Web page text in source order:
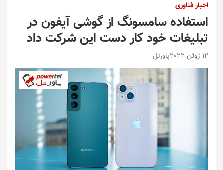
اخبار فناوری
استفاده سامسونگ از گوشی آیفون در
تبلیغات خود کار دست این شرکت داد
12 ژوئن 2022 پاورتل